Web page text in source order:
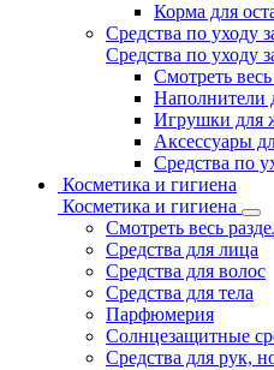
Корма для
Средства по уходу
Средства по уходу
Смотреть весь
Наполнители
Игрушки для
Аксессуары
Средства по
Косметика и гигиена
Косметика и гигиена
Смотреть весь
Средства для лица
Средства для волос
Средства для тела
Парфюмерия
Солнцезащитные
Средства для рук,